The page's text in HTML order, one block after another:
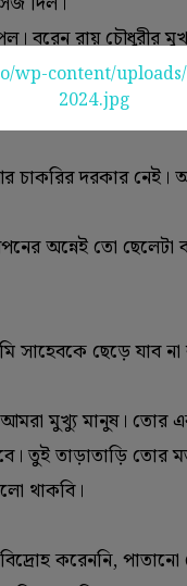
বরেন রায় চৌধুরীর
মত খাস লোক কাম
এ তার হজম হল
দরকার নেই।
অন্নেই তো
সাহেবকে ছেড়ে যাব
আমরা মুখ্যু মানুষ।
তুই তাড়াতাড়ি তোর
থাকবি।
করেননি,